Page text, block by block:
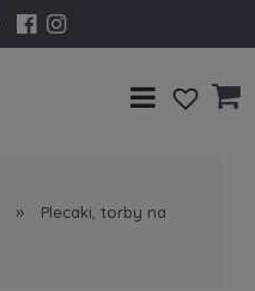
»
Plecaki, torby na